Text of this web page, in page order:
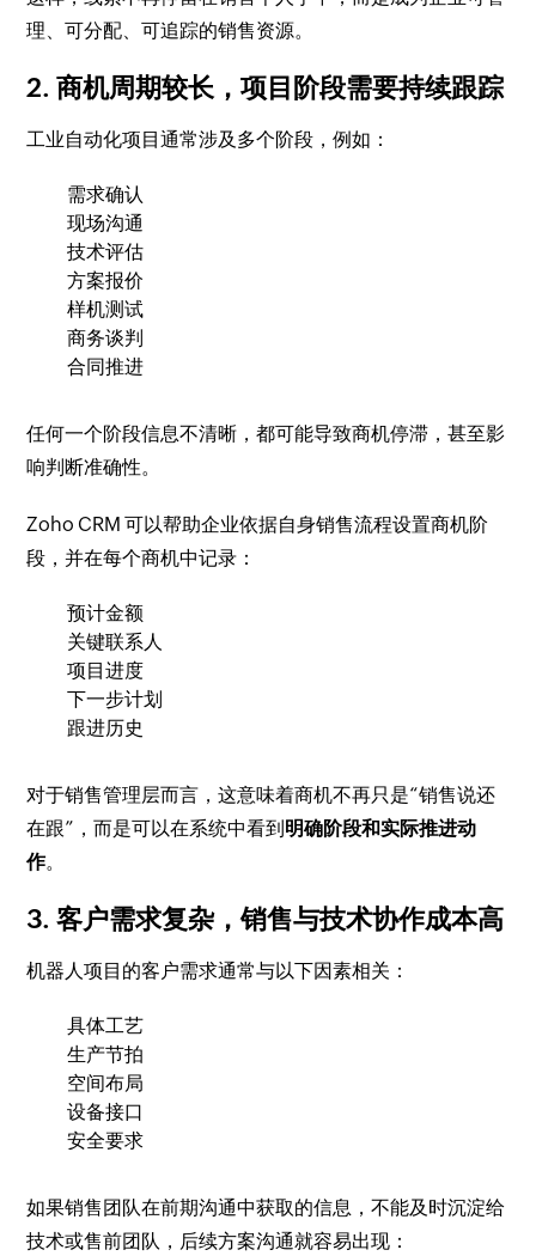
理、可分配、可追踪的销售资源。
2. 商机周期较长，项目阶段需要持续跟踪
工业自动化项目通常涉及多个阶段，例如：
需求确认
现场沟通
技术评估
方案报价
样机测试
商务谈判
合同推进
任何一个阶段信息不清晰，都可能导致商机停滞，甚至影
响判断准确性。
Zoho CRM 可以帮助企业依据自身销售流程设置商机阶
段，并在每个商机中记录：
预计金额
关键联系人
项目进度
下一步计划
跟进历史
对于销售管理层而言，这意味着商机不再只是“销售说还
在跟”，而是可以在系统中看到明确阶段和实际推进动
作。
3. 客户需求复杂，销售与技术协作成本高
机器人项目的客户需求通常与以下因素相关：
具体工艺
生产节拍
空间布局
设备接口
安全要求
如果销售团队在前期沟通中获取的信息，不能及时沉淀给
技术或售前团队，后续方案沟通就容易出现：